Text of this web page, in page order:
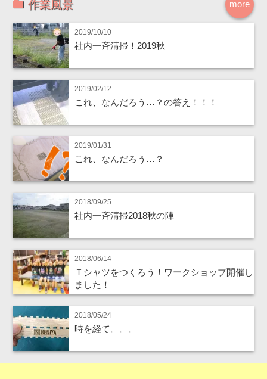
more
作業風景
2019/10/10
社内一斉清掃！2019秋
2019/02/12
これ、なんだろう…？の答え！！！
2019/01/31
これ、なんだろう…？
2018/09/25
社内一斉清掃2018秋の陣
2018/06/14
Ｔシャツをつくろう！ワークショップ開催し
ました！
2018/05/24
時を経て。。。